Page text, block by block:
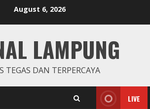
August 6, 2026
LAMPUNG
TEGAS DAN TERPERCAYA
LIVE